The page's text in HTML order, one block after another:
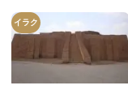
イラク